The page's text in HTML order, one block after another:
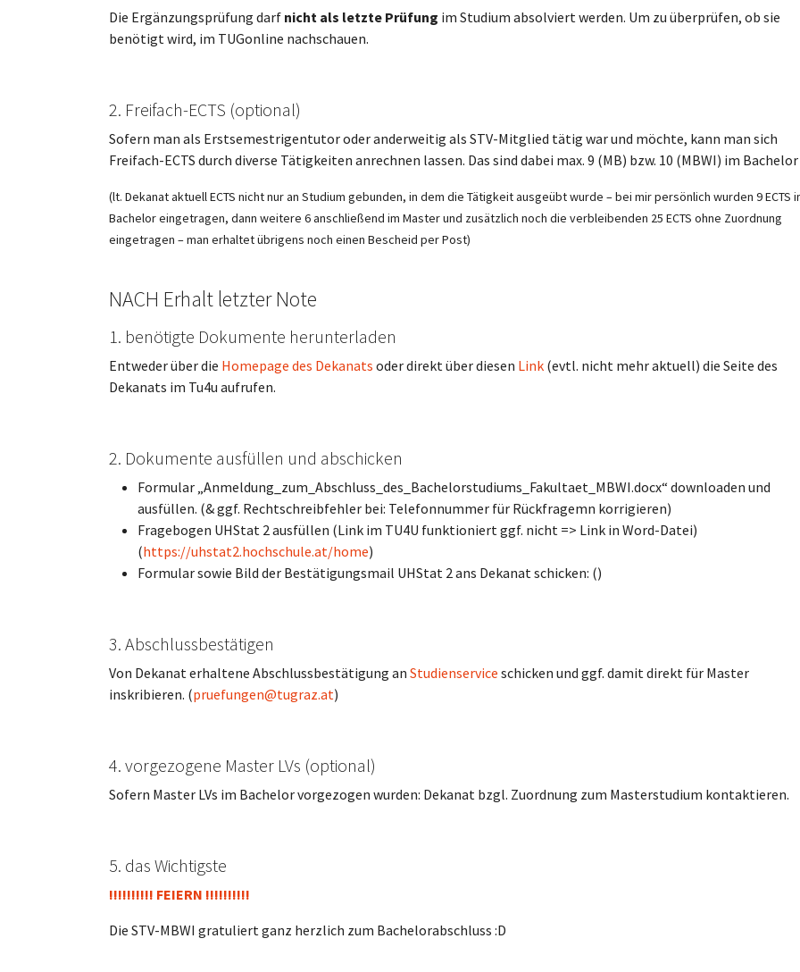
Die Ergänzungsprüfung darf nicht als letzte Prüfung im Studium absolviert werden. Um zu überprüfen, ob sie
benötigt wird, im TUGonline nachschauen.
2. Freifach-ECTS (optional)
Sofern man als Erstsemestrigentutor oder anderweitig als STV-Mitglied tätig war und möchte, kann man sich
Freifach-ECTS durch diverse Tätigkeiten anrechnen lassen. Das sind dabei max. 9 (MB) bzw. 10 (MBWI) im Bachelor
(lt. Dekanat aktuell ECTS nicht nur an Studium gebunden, in dem die Tätigkeit ausgeübt wurde – bei mir persönlich wurden 9 ECTS
Bachelor eingetragen, dann weitere 6 anschließend im Master und zusätzlich noch die verbleibenden 25 ECTS ohne Zuordnung
eingetragen – man erhaltet übrigens noch einen Bescheid per Post)
NACH Erhalt letzter Note
1. benötigte Dokumente herunterladen
Entweder über die Homepage des Dekanats oder direkt über diesen Link (evtl. nicht mehr aktuell) die Seite des
Dekanats im Tu4u aufrufen.
2. Dokumente ausfüllen und abschicken
Formular „Anmeldung_zum_Abschluss_des_Bachelorstudiums_Fakultaet_MBWI.docx“ downloaden und
ausfüllen. (& ggf. Rechtschreibfehler bei: Telefonnummer für Rückfragemn korrigieren)
Fragebogen UHStat 2 ausfüllen (Link im TU4U funktioniert ggf. nicht => Link in Word-Datei)
(https://uhstat2.hochschule.at/home)
Formular sowie Bild der Bestätigungsmail UHStat 2 ans Dekanat schicken: ()
3. Abschlussbestätigen
Von Dekanat erhaltene Abschlussbestätigung an Studienservice schicken und ggf. damit direkt für Master
inskribieren. (pruefungen@tugraz.at)
4. vorgezogene Master LVs (optional)
Sofern Master LVs im Bachelor vorgezogen wurden: Dekanat bzgl. Zuordnung zum Masterstudium kontaktieren.
5. das Wichtigste
!!!!!!!!!! FEIERN !!!!!!!!!!
Die STV-MBWI gratuliert ganz herzlich zum Bachelorabschluss :D